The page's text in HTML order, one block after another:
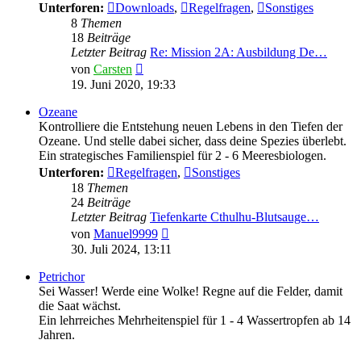
Unterforen:
Downloads, Regelfragen,
Sonstiges
8 Themen
18 Beiträge
Letzter Beitrag Re: Mission 2A: Ausbildung De…
von Carsten
Beitrag
19. Juni 2020, 19:33
Ozeane
Kontrolliere die Entstehung neuen Lebens in den Tiefen der
Ozeane. Und stelle dabei sicher, dass deine Spezies überlebt.
Ein strategisches Familienspiel für 2 - 6 Meeresbiologen.
Unterforen:
Regelfragen,
Sonstiges
18 Themen
24 Beiträge
Letzter Beitrag Tiefenkarte Cthulhu-Blutsauge…
von Manuel9999
Beitrag
30. Juli 2024, 13:11
Petrichor
Sei Wasser! Werde eine Wolke! Regne auf die Felder, damit
die Saat wächst.
Ein lehrreiches Mehrheitenspiel für 1 - 4 Wassertropfen ab 14
Jahren.